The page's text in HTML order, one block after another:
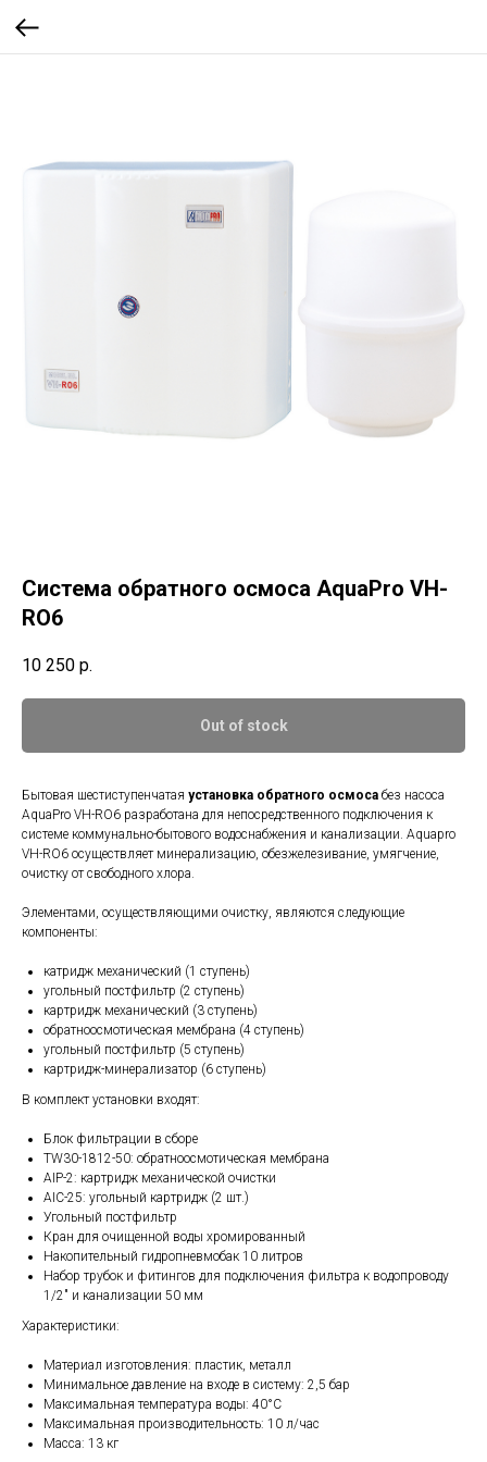
Система обратного осмоса AquaPro VH-
RO6
10 250 р.
Out of stock
Бытовая шестиступенчатая установка обратного осмоса без насоса
AquaPro VH-RO6 разработана для непосредственного подключения к
системе коммунально-бытового водоснабжения и канализации. Aquapro
VH-RO6 осуществляет минерализацию, обезжелезивание, умягчение,
очистку от свободного хлора.
Элементами, осуществляющими очистку, являются следующие
компоненты:
катридж механический (1 ступень)
угольный постфильтр (2 ступень)
картридж механический (3 ступень)
обратноосмотическая мембрана (4 ступень)
угольный постфильтр (5 ступень)
картридж-минерализатор (6 ступень)
В комплект установки входят:
Блок фильтрации в сборе
TW30-1812-50: обратноосмотическая мембрана
AIP-2: картридж механической очистки
AIC-25: угольный картридж (2 шт.)
Угольный постфильтр
Кран для очищенной воды хромированный
Накопительный гидропневмобак 10 литров
Набор трубок и фитингов для подключения фильтра к водопроводу
1/2" и канализации 50 мм
Характеристики:
Материал изготовления: пластик, металл
Минимальное давление на входе в систему: 2,5 бар
Максимальная температура воды: 40°С
Максимальная производительность: 10 л/час
Масса: 13 кг